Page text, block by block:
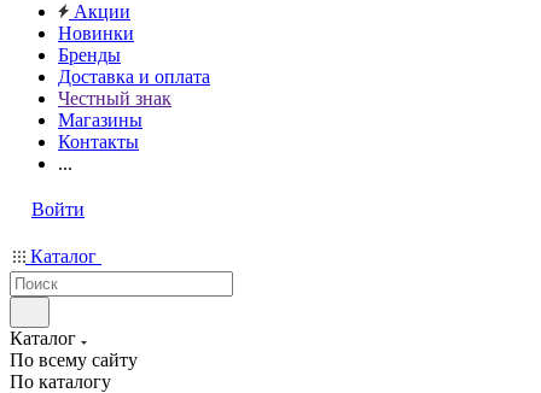
Акции
Новинки
Бренды
Доставка и оплата
Честный знак
Магазины
Контакты
...
Войти
Каталог
Каталог
По всему сайту
По каталогу